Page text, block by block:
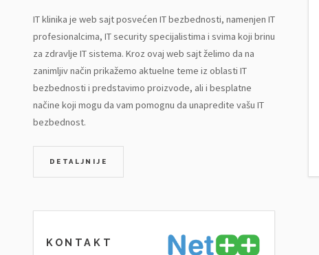
IT klinika je web sajt posvećen IT bezbednosti, namenjen IT
profesionalcima, IT security specijalistima i svima koji brinu
za zdravlje IT sistema. Kroz ovaj web sajt želimo da na
zanimljiv način prikažemo aktuelne teme iz oblasti IT
bezbednosti i predstavimo proizvode, ali i besplatne
načine koji mogu da vam pomognu da unapredite vašu IT
bezbednost.
DETALJNIJE
KONTAKT